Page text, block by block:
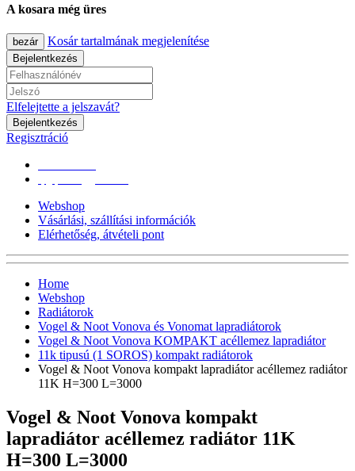
A kosara még üres
bezár Kosár tartalmának megjelenítése
Bejelentkezés
Elfelejtette a jelszavát?
Bejelentkezés
Regisztráció
Webshop
Vásárlási, szállítási információk
Elérhetőség, átvételi pont
Home
Webshop
Radiátorok
Vogel & Noot Vonova és Vonomat lapradiátorok
Vogel & Noot Vonova KOMPAKT acéllemez lapradiátor
11k tipusú (1 SOROS) kompakt radiátorok
Vogel & Noot Vonova kompakt lapradiátor acéllemez radiátor
11K H=300 L=3000
Vogel & Noot Vonova kompakt
lapradiátor acéllemez radiátor 11K
H=300 L=3000